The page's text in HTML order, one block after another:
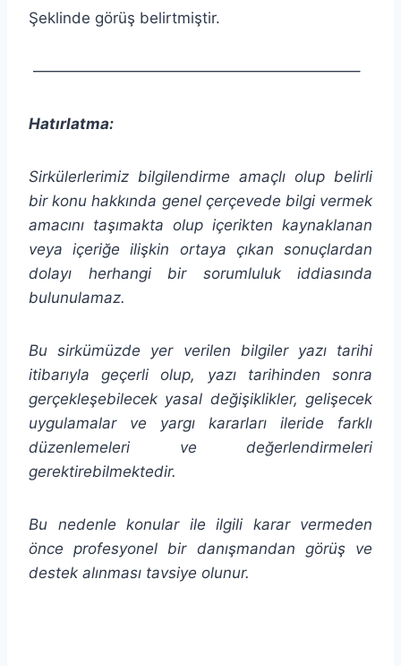
Şeklinde görüş belirtmiştir.
—————————————————————–
Hatırlatma:
Sirkülerlerimiz bilgilendirme amaçlı olup belirli
bir konu hakkında genel çerçevede bilgi vermek
amacını taşımakta olup içerikten kaynaklanan
veya içeriğe ilişkin ortaya çıkan sonuçlardan
dolayı herhangi bir sorumluluk iddiasında
bulunulamaz.
Bu sirkümüzde yer verilen bilgiler yazı tarihi
itibarıyla geçerli olup, yazı tarihinden sonra
gerçekleşebilecek yasal değişiklikler, gelişecek
uygulamalar ve yargı kararları ileride farklı
düzenlemeleri ve değerlendirmeleri
gerektirebilmektedir.
Bu nedenle konular ile ilgili karar vermeden
önce profesyonel bir danışmandan görüş ve
destek alınması tavsiye olunur.